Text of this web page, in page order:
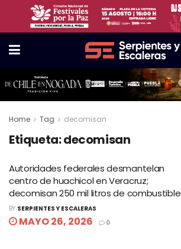
Home Tag decomisan
Etiqueta:decomisan
Autoridades federales desmantelan
centro de huachicol en Veracruz;
decomisan 250 mil litros de combustible
BY SERPIENTES Y ESCALERAS
MAYO 26, 2026 0